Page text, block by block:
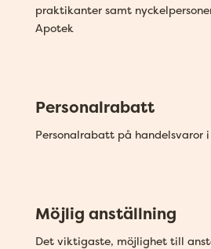
praktikanter samt
Apotek
Personalrabatt
Personalrabatt på handelsvaror
Möjlig anställning
Det viktigaste, möjlighet till